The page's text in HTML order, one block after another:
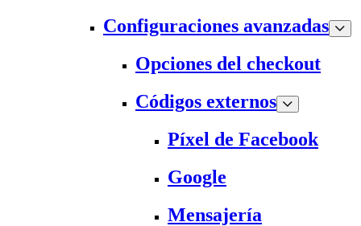
Configuraciones avanzadas
Opciones del checkout
Códigos externos
Píxel de Facebook
Google
Mensajería